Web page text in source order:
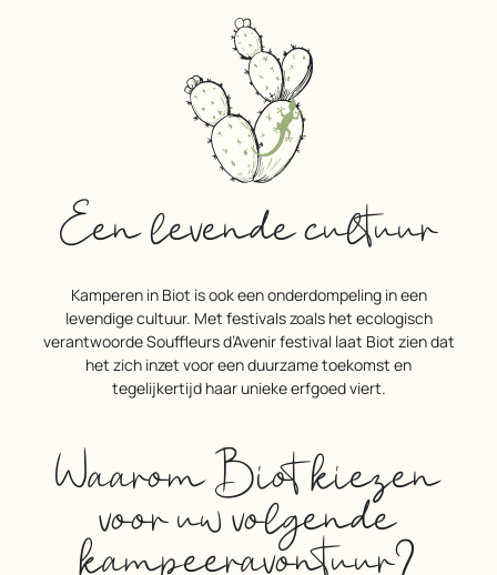
Een levende cultuur
Kamperen in Biot is ook een onderdompeling in een
levendige cultuur. Met festivals zoals het ecologisch
verantwoorde Souffleurs d’Avenir festival laat Biot zien dat
het zich inzet voor een duurzame toekomst en
tegelijkertijd haar unieke erfgoed viert.
Waarom Biot kiezen
voor uw volgende
kampeeravontuur?